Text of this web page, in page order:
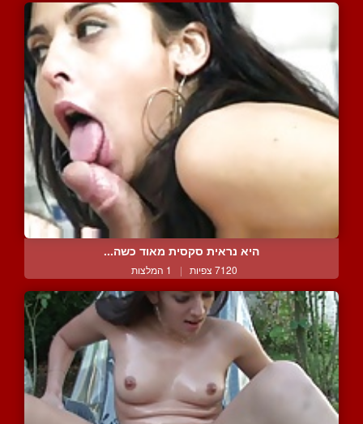
היא נראית סקסית מאוד כשה...
7120 צפיות | 1 המלצות